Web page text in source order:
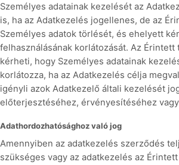
Személyes adatainak kezelését az
is, ha az Adatkezelés jogellenes, de az
Személyes adatok törlését, és ehelyett
felhasználásának korlátozását. Az Érintett
kérheti, hogy Személyes adatainak
korlátozza, ha az Adatkezelés célja
igényli azok Adatkezelő általi kezelését
előterjesztéséhez, érvényesítéséhez
Adathordozhatósághoz való jog
Amennyiben az adatkezelés szerződés
szükséges vagy az adatkezelés az